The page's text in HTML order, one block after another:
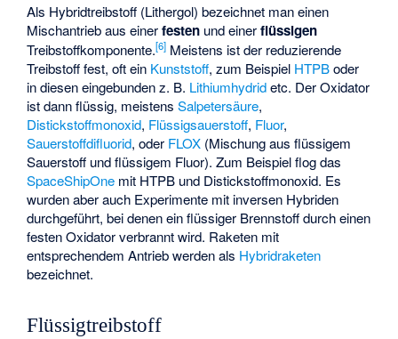
Als Hybridtreibstoff (Lithergol) bezeichnet man einen
Mischantrieb aus einerfesten und einerflüssigen
Treibstoffkomponente.[6] Meistens ist der reduzierende
Treibstoff fest, oft ein Kunststoff, zum Beispiel HTPBoder
in diesen eingebunden z. B. Lithiumhydridetc. Der Oxidator
ist dann flüssig, meistensSalpetersäure,
Distickstoffmonoxid, Flüssigsauerstoff, Fluor,
Sauerstoffdifluorid, oder FLOX (Mischung aus flüssigem
Sauerstoff und flüssigem Fluor). Zum Beispiel flog das
SpaceShipOne mit HTPB und Distickstoffmonoxid. Es
wurden aber auch Experimente mit inversen Hybriden
durchgeführt, bei denen ein flüssiger Brennstoff durch einen
festen Oxidator verbrannt wird. Raketen mit
entsprechendem Antrieb werden als Hybridraketen
bezeichnet.
Flüssigtreibstoff